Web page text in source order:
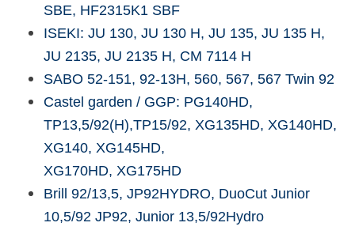
SBE, HF2315K1 SBF
ISEKI: JU 130, JU 130 H, JU 135, JU 135 H,
JU 2135, JU 2135 H, CM 7114 H
SABO 52-151, 92-13H, 560, 567, 567 Twin 92
Castel garden / GGP: PG140HD,
TP13,5/92(H),TP15/92, XG135HD, XG140HD,
XG140, XG145HD,
XG170HD, XG175HD
Brill 92/13,5, JP92HYDRO, DuoCut Junior
10,5/92 JP92, Junior 13,5/92Hydro